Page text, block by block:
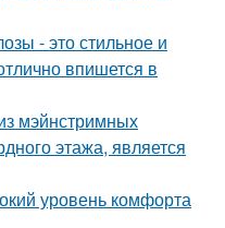
- это стильное и
впишется в
мэйнстримных
этажа, является
уровень комфорта